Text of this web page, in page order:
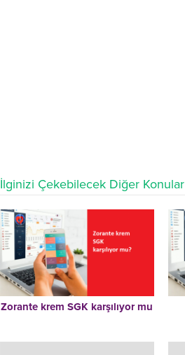
İlginizi Çekebilecek Diğer Konular
Zorante krem SGK karşılıyor mu